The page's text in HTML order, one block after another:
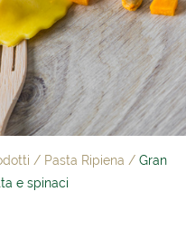
/ Pasta Ripiena / Gran
e spinaci